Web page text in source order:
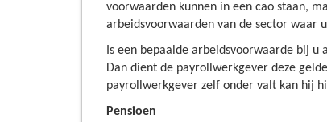
voorwaarden kunnen in een cao staan,
arbeidsvoorwaarden van de sector waar
Is een bepaalde arbeidsvoorwaarde bij
Dan dient de payrollwerkgever deze
payrollwerkgever zelf onder valt kan hij
Pensioen